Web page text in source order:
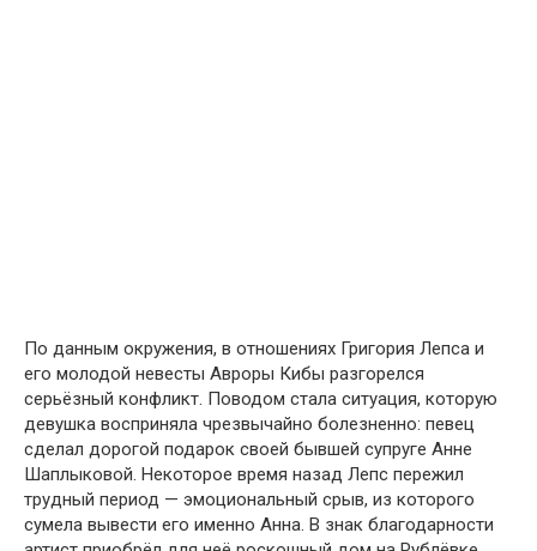
По данным окружения, в отношениях Григория Лепса и
его молодой невесты Авроры Кибы разгорелся
серьёзный конфликт. Поводом стала ситуация, которую
девушка восприняла чрезвычайно болезненно: певец
сделал дорогой подарок своей бывшей супруге Анне
Шаплыковой. Некоторое время назад Лепс пережил
трудный период — эмоциональный срыв, из которого
сумела вывести его именно Анна. В знак благодарности